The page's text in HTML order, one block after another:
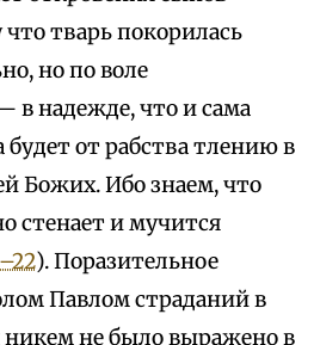
тварь покорилась
но по воле
в надежде, что и сама
от рабства тлению в
Божих. Ибо знаем, что
стенает и мучится
). Поразительное
Павлом страданий в
никем не было выражено в